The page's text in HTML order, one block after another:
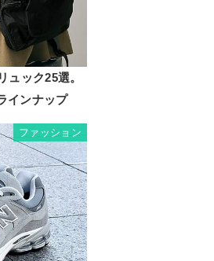
ュック25選。
インナップ
ファッション